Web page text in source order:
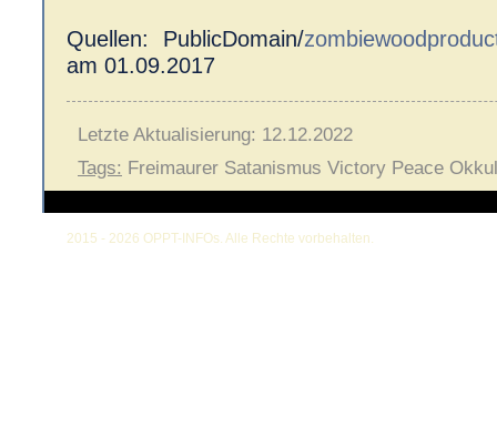
Quellen: PublicDomain/
am 01.09.2017
Letzte Aktualisierung: 12.12.2022
Tags: Freimaurer Satanismus Victory Peace
2015 - 2026 OPPT-INFOs. Alle Rechte vorbehalten.